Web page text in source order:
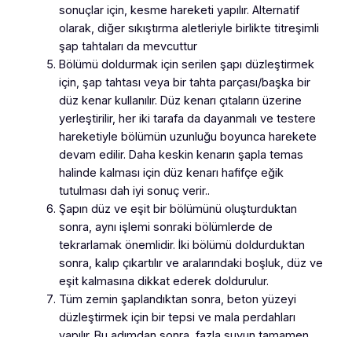
sonuçlar için, kesme hareketi yapılır. Alternatif
olarak, diğer sıkıştırma aletleriyle birlikte titreşimli
şap tahtaları da mevcuttur
Bölümü doldurmak için serilen şapı düzleştirmek
için, şap tahtası veya bir tahta parçası/başka bir
düz kenar kullanılır. Düz kenarı çıtaların üzerine
yerleştirilir, her iki tarafa da dayanmalı ve testere
hareketiyle bölümün uzunluğu boyunca harekete
devam edilir. Daha keskin kenarın şapla temas
halinde kalması için düz kenarı hafifçe eğik
tutulması dah iyi sonuç verir..
Şapın düz ve eşit bir bölümünü oluşturduktan
sonra, aynı işlemi sonraki bölümlerde de
tekrarlamak önemlidir. İki bölümü doldurduktan
sonra, kalıp çıkartılır ve aralarındaki boşluk, düz ve
eşit kalmasına dikkat ederek doldurulur.
Tüm zemin şaplandıktan sonra, beton yüzeyi
düzleştirmek için bir tepsi ve mala perdahları